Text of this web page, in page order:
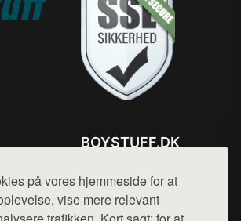
på vores hjemmeside for at
vise mere relevant
BOYSTUFF.DK
Mail: hej@want.dk